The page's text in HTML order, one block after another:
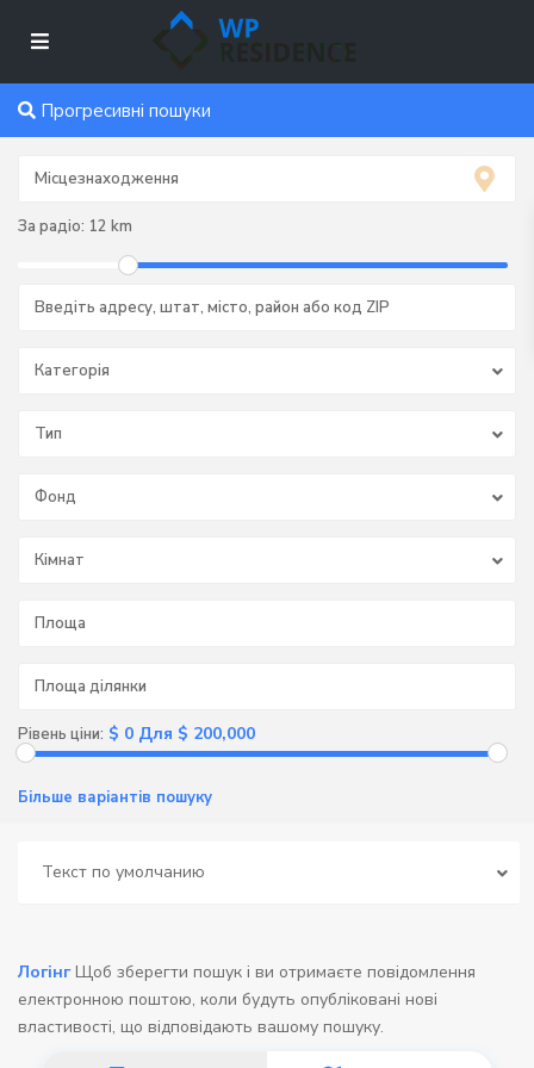
Прогресивні пошуки
За радіо: 12 km
Категорія
Тип
Фонд
Кімнат
Рівень ціни: $ 0 Для $ 200,000
Більше варіантів пошуку
Текст по умолчанию
Логінг Щоб зберегти пошук і ви отримаєте повідомлення
електронною поштою, коли будуть опубліковані нові
властивості, що відповідають вашому пошуку.